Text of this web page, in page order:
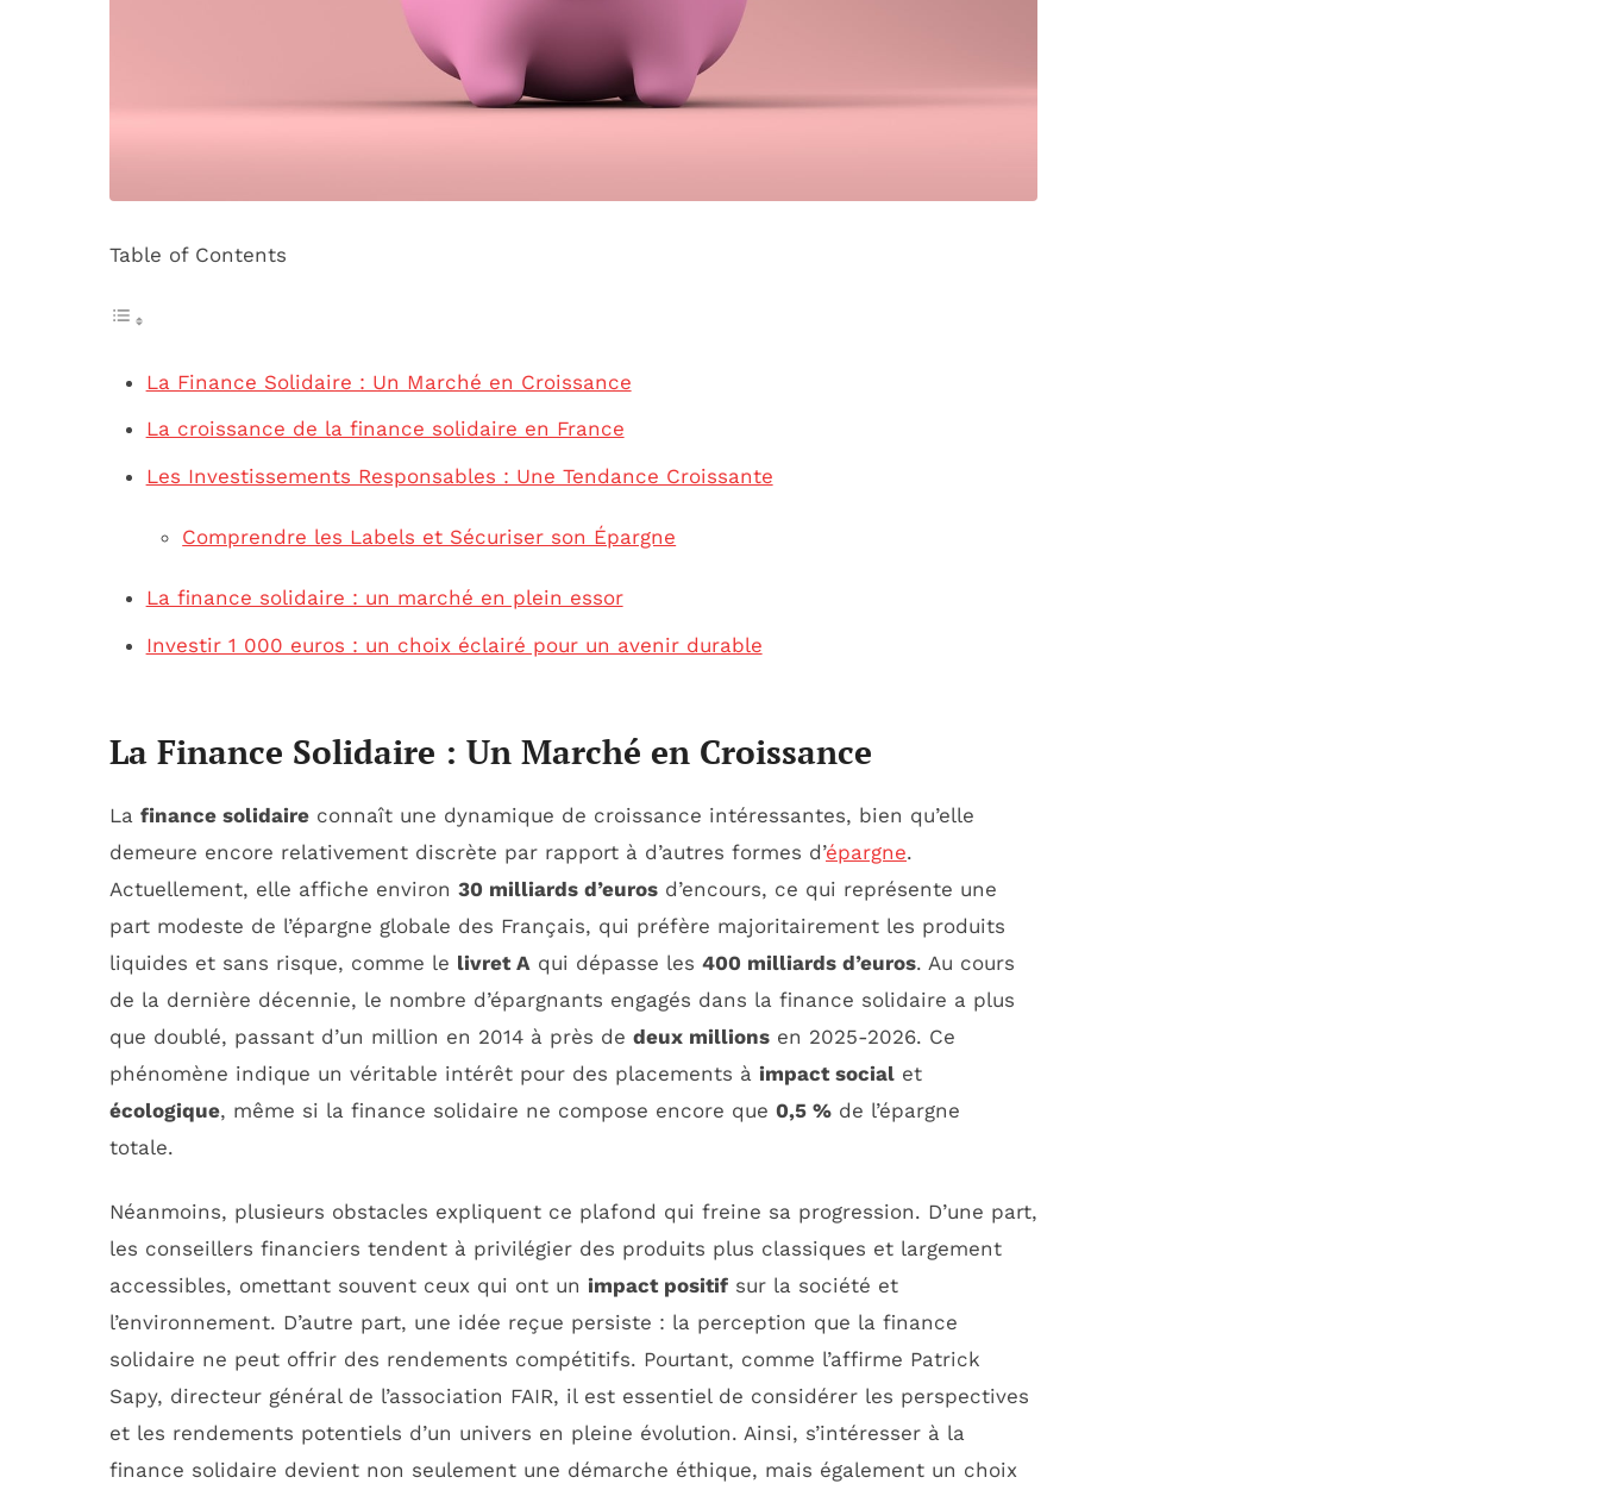
Table of Contents
La Finance Solidaire : Un Marché en Croissance
La croissance de la finance solidaire en France
Les Investissements Responsables : Une Tendance Croissante
Comprendre les Labels et Sécuriser son Épargne
La finance solidaire : un marché en plein essor
Investir 1 000 euros : un choix éclairé pour un avenir durable
La Finance Solidaire : Un Marché en Croissance
La finance solidaire connaît une dynamique de croissance intéressantes, bien qu’elle
demeure encore relativement discrète par rapport à d’autres formes d’épargne.
Actuellement, elle affiche environ 30 milliards d’euros d’encours, ce qui représente une
part modeste de l’épargne globale des Français, qui préfère majoritairement les produits
liquides et sans risque, comme le livret A qui dépasse les 400 milliards d’euros. Au cours
de la dernière décennie, le nombre d’épargnants engagés dans la finance solidaire a plus
que doublé, passant d’un million en 2014 à près de deux millions en 2025-2026. Ce
phénomène indique un véritable intérêt pour des placements à impact social et
écologique, même si la finance solidaire ne compose encore que 0,5 % de l’épargne
totale.
Néanmoins, plusieurs obstacles expliquent ce plafond qui freine sa progression. D’une part,
les conseillers financiers tendent à privilégier des produits plus classiques et largement
accessibles, omettant souvent ceux qui ont un impact positif sur la société et
l’environnement. D’autre part, une idée reçue persiste : la perception que la finance
solidaire ne peut offrir des rendements compétitifs. Pourtant, comme l’affirme Patrick
Sapy, directeur général de l’association FAIR, il est essentiel de considérer les perspectives
et les rendements potentiels d’un univers en pleine évolution. Ainsi, s’intéresser à la
finance solidaire devient non seulement une démarche éthique, mais également un choix